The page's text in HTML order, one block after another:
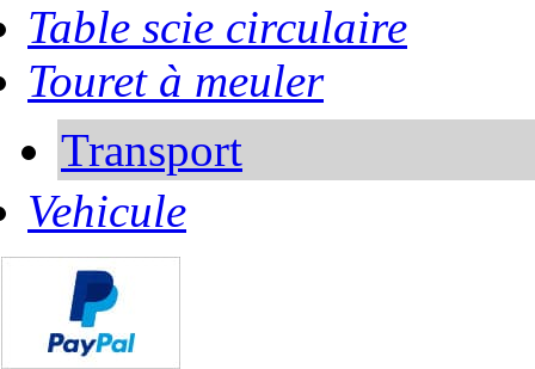
Table scie circulaire
Touret à meuler
Transport
Vehicule